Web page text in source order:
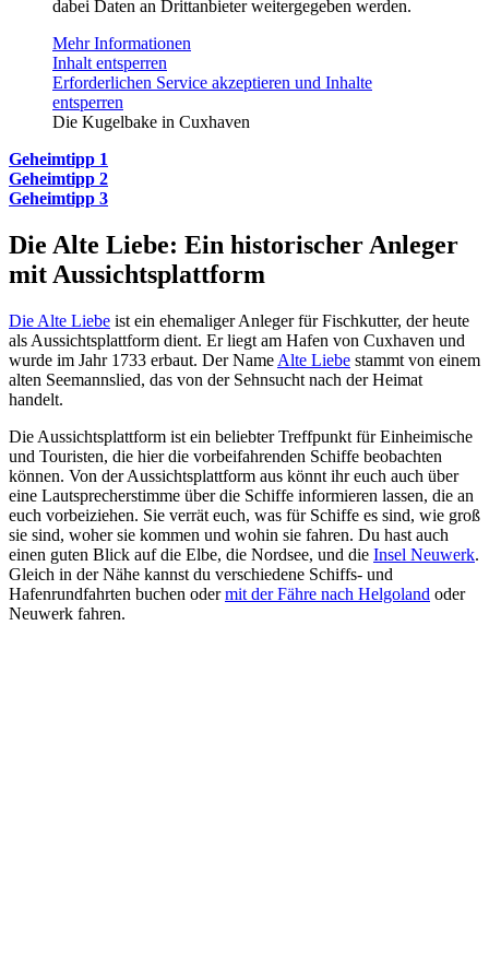
dabei Daten an Drittanbieter weitergegeben werden.
Mehr Informationen
Inhalt entsperren
Erforderlichen Service akzeptieren und Inhalte
entsperren
Die Kugelbake in Cuxhaven
Geheimtipp 1
Geheimtipp 2
Geheimtipp 3
Die Alte Liebe: Ein historischer Anleger
mit Aussichtsplattform
Die Alte Liebe ist ein ehemaliger Anleger für Fischkutter, der heute
als Aussichtsplattform dient. Er liegt am Hafen von Cuxhaven und
wurde im Jahr 1733 erbaut. Der Name Alte Liebe stammt von einem
alten Seemannslied, das von der Sehnsucht nach der Heimat
handelt.
Die Aussichtsplattform ist ein beliebter Treffpunkt für Einheimische
und Touristen, die hier die vorbeifahrenden Schiffe beobachten
können. Von der Aussichtsplattform aus könnt ihr euch auch über
eine Lautsprecherstimme über die Schiffe informieren lassen, die an
euch vorbeiziehen. Sie verrät euch, was für Schiffe es sind, wie groß
sie sind, woher sie kommen und wohin sie fahren. Du hast auch
einen guten Blick auf die Elbe, die Nordsee, und die Insel Neuwerk.
Gleich in der Nähe kannst du verschiedene Schiffs- und
Hafenrundfahrten buchen odermit der Fähre nach Helgoland oder
Neuwerk fahren.